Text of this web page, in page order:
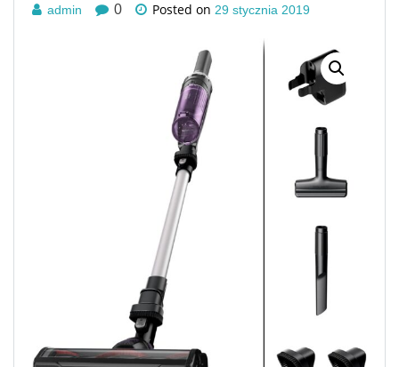
admin 0 Posted on 29 stycznia 2019